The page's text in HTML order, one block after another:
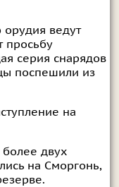
орудия ведут
просьбу
серия снарядов
поспешили из
на
более двух
на Сморгонь,